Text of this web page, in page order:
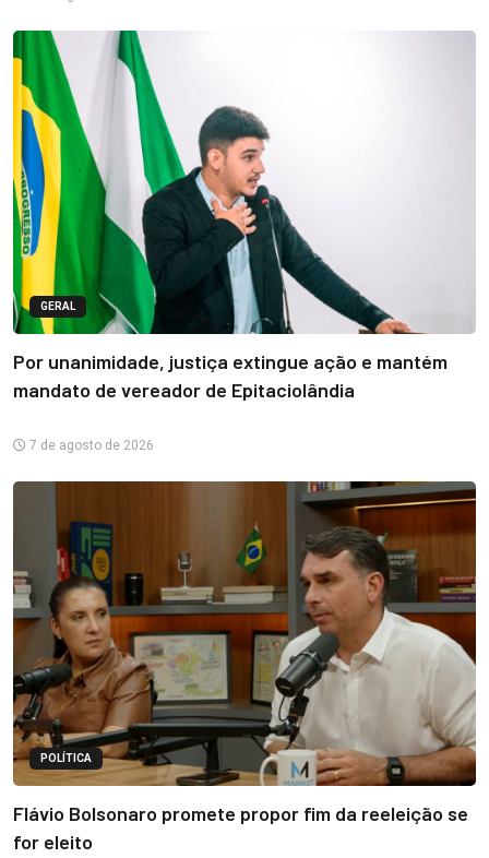
GERAL
Por unanimidade, justiça extingue ação e mantém
mandato de vereador de Epitaciolândia
7 de agosto de 2026
POLÍTICA
Flávio Bolsonaro promete propor fim da reeleição se
for eleito